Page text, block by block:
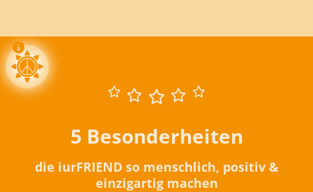
5 Besonderheiten
die iurFRIEND so menschlich, positiv &
einzigartig machen